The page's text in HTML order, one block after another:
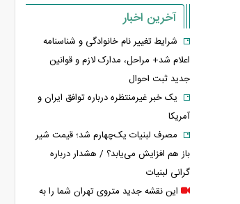
آخرین اخبار
شرایط تغییر نام خانوادگی و شناسنامه
اعلام شد+ مراحل، مدارک لازم و قوانین
جدید ثبت احوال
یک خبر غیرمنتظره درباره توافق ایران و
آمریکا
مصرف لبنیات یک‌چهارم شد؛ قیمت شیر
باز هم افزایش می‌یابد؟ / هشدار درباره
گرانی لبنیات
این نقشه جدید متروی تهران شما را به